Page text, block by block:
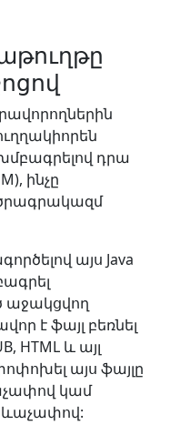
դրա
ինչը
ծրագրակազմ
այս Java
է ֆայլ բեռնել
HTML և այլ
այս ֆայլը
կամ